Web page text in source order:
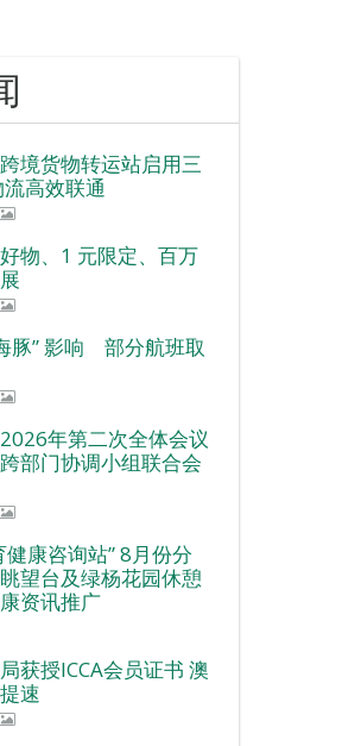
境货物转运站启用三
高效联通
物、1 元限定、百万
豚” 影响 部分航班取
年第二次全体会议
部门协调小组联合会
健康咨询站” 8月份分
望台及绿杨花园休憩
资讯推广
获授ICCA会员证书 澳
速